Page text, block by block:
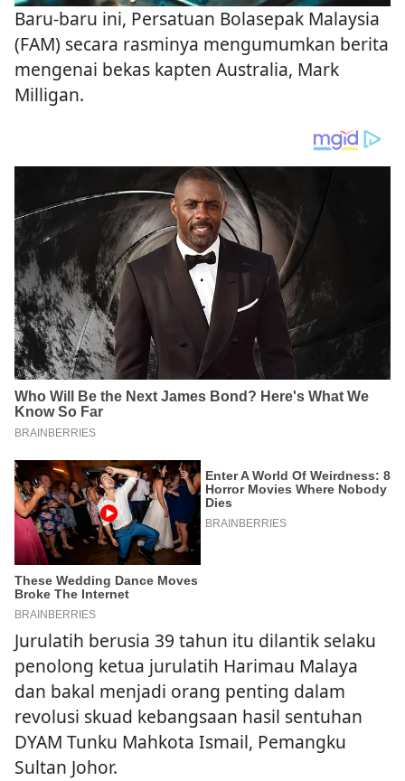
Baru-baru ini, Persatuan Bolasepak Malaysia
(FAM) secara rasminya mengumumkan berita
mengenai bekas kapten Australia, Mark
Milligan.
Jurulatih berusia 39 tahun itu dilantik selaku
penolong ketua jurulatih Harimau Malaya
dan bakal menjadi orang penting dalam
revolusi skuad kebangsaan hasil sentuhan
DYAM Tunku Mahkota Ismail, Pemangku
Sultan Johor.